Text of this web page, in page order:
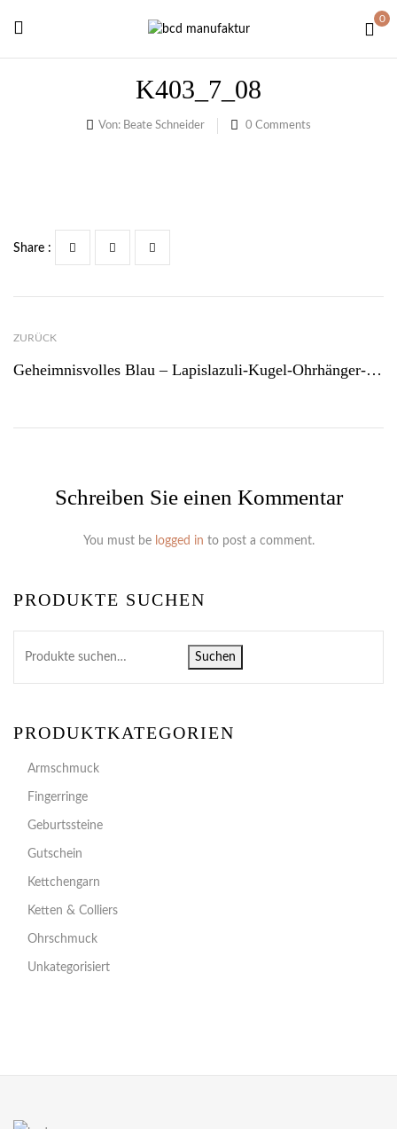
0
K403_7_08
Von: Beate Schneider 0 Comments
PRODUKTE SUCHEN
Suchen
PRODUKTKATEGORIEN
Armschmuck
Fingerringe
Geburtssteine
Gutschein
Kettchengarn
Ketten & Colliers
Ohrschmuck
Unkategorisiert
Share :
ZURÜCK
Geheimnisvolles Blau – Lapislazuli-Kugel-Ohrhänger- Damen-Ohrschmuck
Schreiben Sie einen Kommentar
You must be logged in to post a comment.